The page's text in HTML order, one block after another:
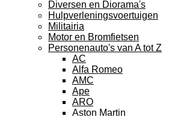
Diversen en Diorama's
Hulpverleningsvoertuigen
Militairia
Motor en Bromfietsen
Personenauto's van A tot Z
AC
Alfa Romeo
AMC
Ape
ARO
Aston Martin